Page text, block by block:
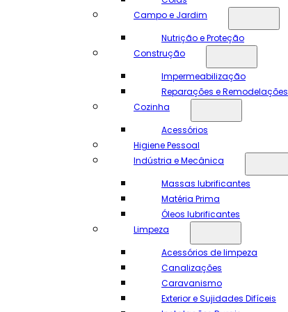
Campo e Jardim
Nutrição e Proteção
Construção
Impermeabilização
Reparações e Remodelações
Cozinha
Acessórios
Higiene Pessoal
Indústria e Mecânica
Massas lubrificantes
Matéria Prima
Óleos lubrificantes
Limpeza
Acessórios de limpeza
Canalizações
Caravanismo
Exterior e Sujidades Difíceis